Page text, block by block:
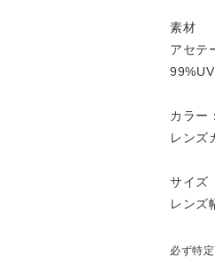
素材
アセテ
カラ
レンズ
サイズ
レン
必ず特